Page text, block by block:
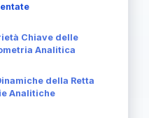
Chiave delle
Analitica
della Retta
Analitiche